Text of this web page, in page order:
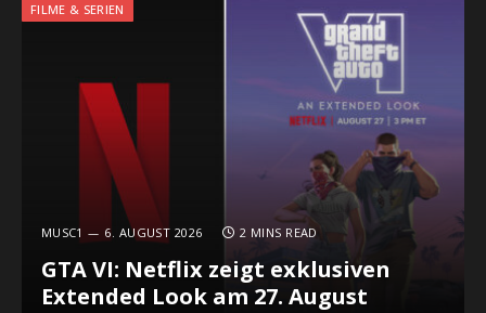
FILME & SERIEN
MUSC1 6. AUGUST 2026 2 MINS READ
GTA VI: Netflix zeigt exklusiven
Extended Look am 27. August